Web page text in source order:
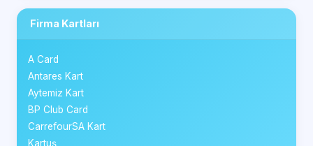
Firma Kartları
A Card
Antares Kart
Aytemiz Kart
BP Club Card
CarrefourSA Kart
Kartuş